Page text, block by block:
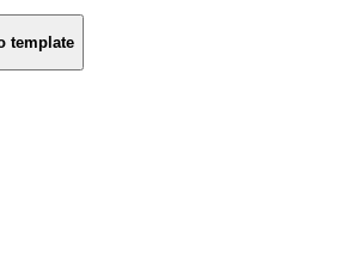
template